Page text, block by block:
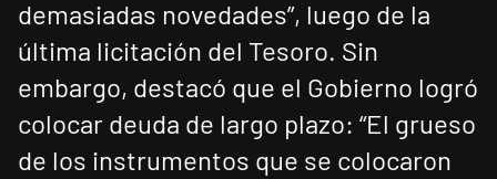
demasiadas novedades”, luego de la
última licitación del Tesoro. Sin
embargo, destacó que el Gobierno logró
colocar deuda de largo plazo: “El grueso
de los instrumentos que se colocaron